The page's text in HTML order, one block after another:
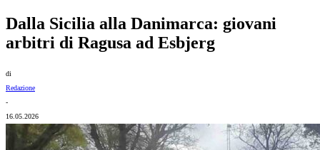
Dalla Sicilia alla Danimarca: giovani
arbitri di Ragusa ad Esbjerg
di
Redazione
-
16.05.2026